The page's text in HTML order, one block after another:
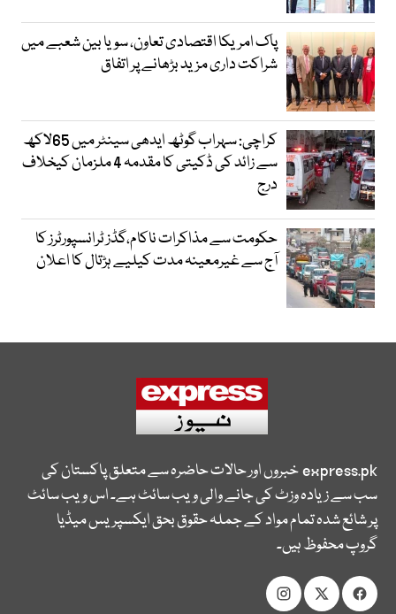
پاک امریکا اقتصادی تعاون، سویا بین شعبے میں
شراکت داری مزید بڑھانے پر اتفاق
کراچی: سہراب گوٹھ ایدھی سینٹر میں 65لاکھ
سے زائد کی ڈکیتی کا مقدمہ 4 ملزمان کیخلاف
درج
حکومت سے مذاکرات ناکام،گڈز ٹرانسپورٹرز کا
آج سے غیرمعینہ مدت کیلیے ہڑتال کا اعلان
express.pkخبروں اور حالات حاضرہ سے متعلق پاکستان کی
سب سے زیادہ وزٹ کی جانے والی ویب سائٹ ہے۔ اس ویب سائٹ
پر شائع شدہ تمام مواد کے جملہ حقوق بحق ایکسپریس میڈیا
گروپ محفوظ ہیں۔